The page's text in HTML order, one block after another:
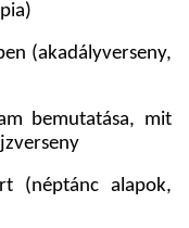
(akadályverseny,
bemutatása, mit
(néptánc alapok,